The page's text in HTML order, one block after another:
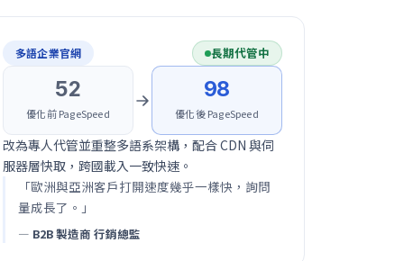
多語企業官網 長期代管中
52
優化前 PageSpeed
98
優化後 PageSpeed
改為專人代管並重整多語系架構，配合 CDN 與伺
服器層快取，跨國載入一致快速。
「歐洲與亞洲客戶打開速度幾乎一樣快，詢問
量成長了。」
— B2B 製造商 行銷總監